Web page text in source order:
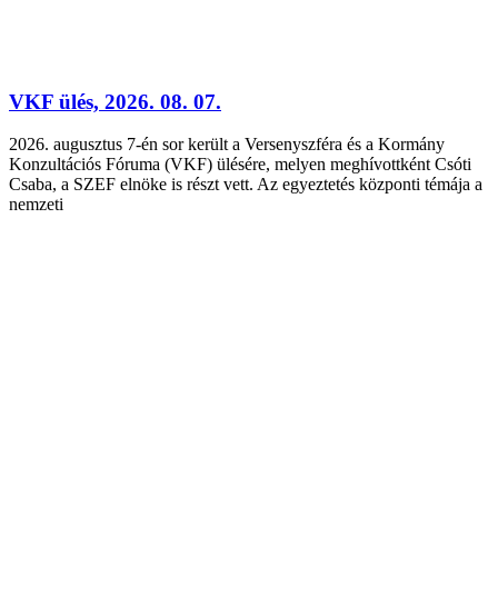
VKF ülés, 2026. 08. 07.
2026. augusztus 7-én sor került a Versenyszféra és a Kormány
Konzultációs Fóruma (VKF) ülésére, melyen meghívottként Csóti
Csaba, a SZEF elnöke is részt vett. Az egyeztetés központi témája a
nemzeti